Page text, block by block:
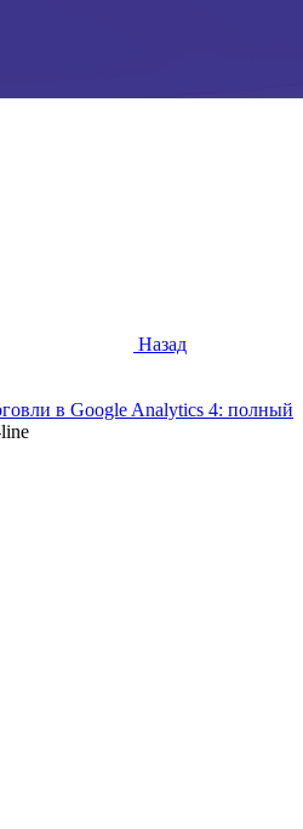
Назад
в Google Analytics 4: полный